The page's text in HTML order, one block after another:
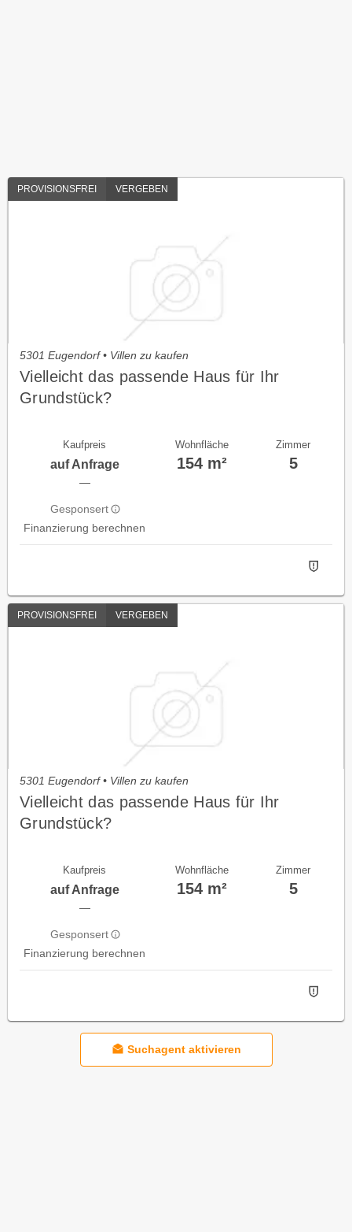
PROVISIONSFREI VERGEBEN
5301 Eugendorf • Villen zu kaufen
Vielleicht das passende Haus für Ihr
Grundstück?
Kaufpreis
auf Anfrage
—
Gesponsert
Finanzierung berechnen
Wohnfläche
154 m²
Zimmer
5
PROVISIONSFREI VERGEBEN
5301 Eugendorf • Villen zu kaufen
Vielleicht das passende Haus für Ihr
Grundstück?
Kaufpreis
auf Anfrage
—
Gesponsert
Finanzierung berechnen
Wohnfläche
154 m²
Zimmer
5
Suchagent aktivieren